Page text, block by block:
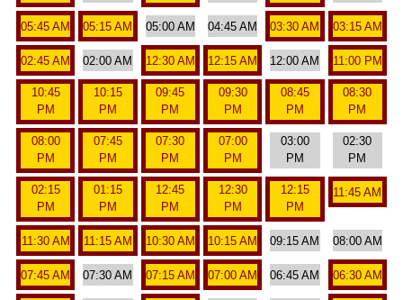
05:45 AM 05:15 AM 05:00 AM 04:45 AM 03:30 AM 03:15 AM
02:45 AM 02:00 AM 12:30 AM 12:15 AM 12:00 AM 11:00 PM
10:45
PM
10:15
PM
09:45
PM
09:30
PM
08:45
PM
08:30
PM
08:00
PM
07:45
PM
07:30
PM
07:00
PM
03:00
PM
02:30
PM
02:15
PM
01:15
PM
12:45
PM
12:30
PM
12:15
PM
11:45 AM
11:30 AM 11:15 AM 10:30 AM 10:15 AM 09:15 AM 08:00 AM
07:45 AM 07:30 AM 07:15 AM 07:00 AM 06:45 AM 06:30 AM